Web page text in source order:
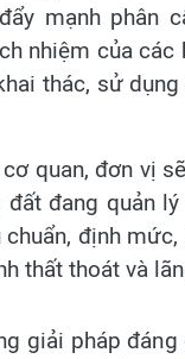
mạnh phân
nhiệm của các
thác, sử
quan, đơn vị
đất đang quản
chuẩn, định
thất thoát và
giải pháp